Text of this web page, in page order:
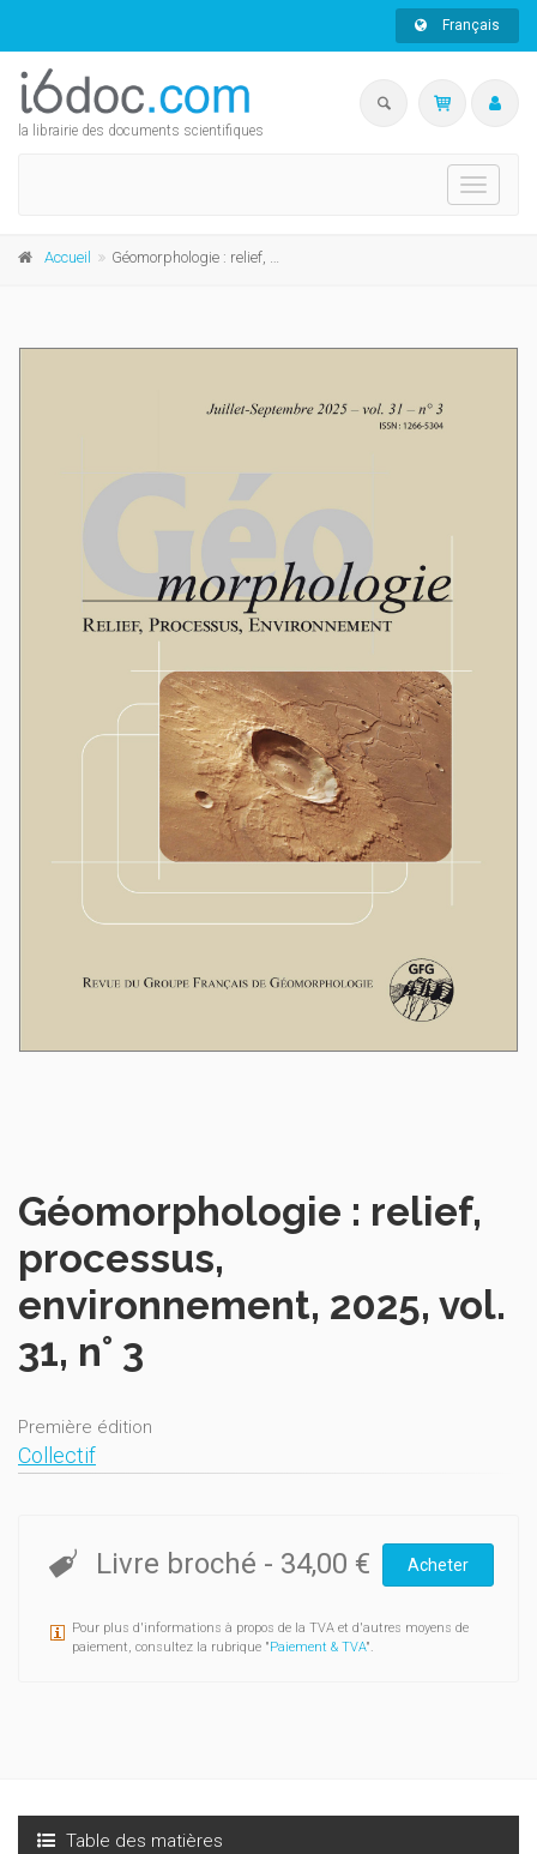
Français
la librairie des documents scientifiques
Toggle
Accueil Géomorphologie : relief, processus, environnement, 2025, vol. 31, n° 3
Géomorphologie : relief,
processus,
environnement, 2025, vol.
31, n° 3
Première édition
Collectif
Livre broché - 34,00 € Acheter
Pour plus d'informations à propos de la TVA et d'autres moyens de
paiement, consultez la rubrique "Paiement & TVA".
Table des matières